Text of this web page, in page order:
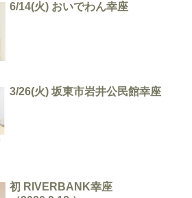
6/14(火) おいでわん幸座
3/26(火) 坂東市岩井公民館幸座
初 RIVERBANK幸座